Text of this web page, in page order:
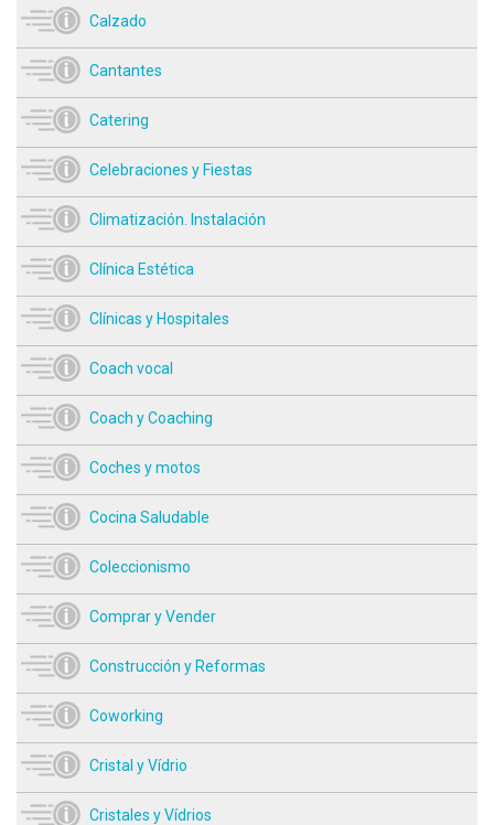
Calzado
Cantantes
Catering
Celebraciones y Fiestas
Climatización. Instalación
Clínica Estética
Clínicas y Hospitales
Coach vocal
Coach y Coaching
Coches y motos
Cocina Saludable
Coleccionismo
Comprar y Vender
Construcción y Reformas
Coworking
Cristal y Vídrio
Cristales y Vídrios